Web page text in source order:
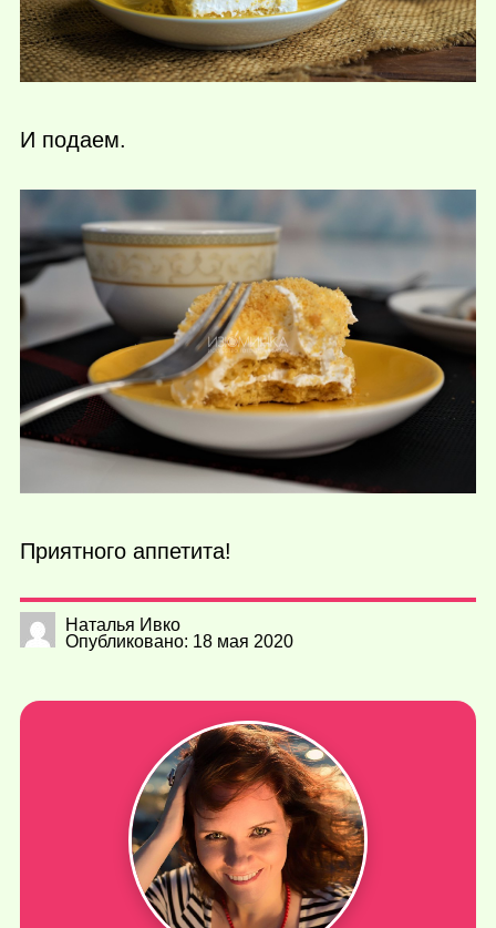
И подаем.
Приятного аппетита!
Наталья Ивко
Опубликовано: 18 мая 2020